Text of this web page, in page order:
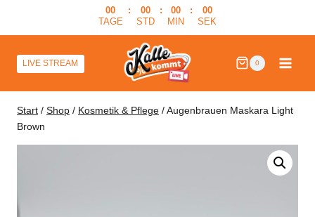
00
TAGE
:
00
STD
:
00
MIN
:
00
SEK
LIVE STREAM 0
Start / Shop / Kosmetik & Pflege /Augenbrauen Maskara Light
Brown